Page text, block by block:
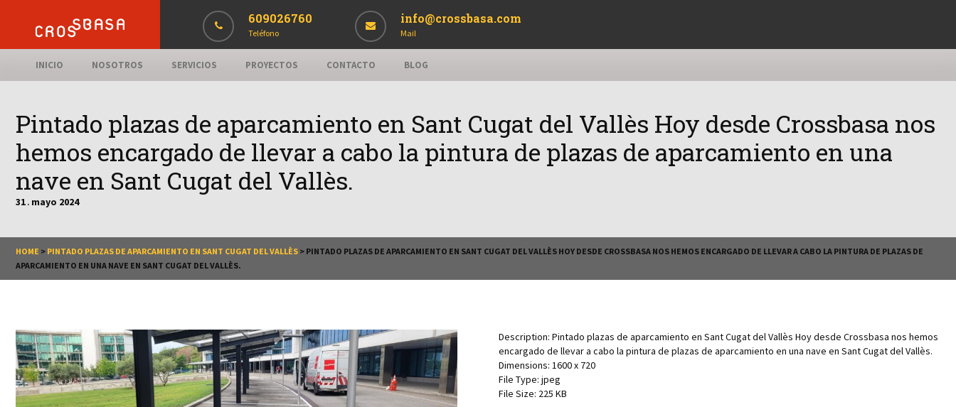
609026760
Teléfono
info@crossbasa.com
Mail
INICIO NOSOTROS SERVICIOS PROYECTOS CONTACTO BLOG
Pintado plazas de aparcamiento en Sant Cugat del Vallès Hoy desde Crossbasa nos
hemos encargado de llevar a cabo la pintura de plazas de aparcamiento en una
nave en Sant Cugat del Vallès.
31 . mayo 2024
HOME > PINTADO PLAZAS DE APARCAMIENTO EN SANT CUGAT DEL VALLÈS > PINTADO PLAZAS DE APARCAMIENTO EN SANT CUGAT DEL VALLÈS HOY DESDE CROSSBASA NOS HEMOS ENCARGADO DE LLEVAR A CABO LA PINTURA DE PLAZAS DE
APARCAMIENTO EN UNA NAVE EN SANT CUGAT DEL VALLÈS.
Description: Pintado plazas de aparcamiento en Sant Cugat del Vallès Hoy desde Crossbasa nos hemos
encargado de llevar a cabo la pintura de plazas de aparcamiento en una nave en Sant Cugat del Vallès.
Dimensions: 1600 x 720
File Type: jpeg
File Size: 225 KB